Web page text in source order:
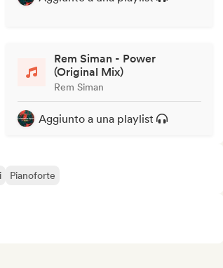
Rem Siman - Power
(Original Mix)
Rem Siman
Aggiunto a una playlist
Pianoforte